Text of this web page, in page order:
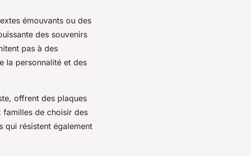
émouvants ou des
des souvenirs
pas à des
la personnalité et des
offrent des plaques
familles de choisir des
qui résistent également